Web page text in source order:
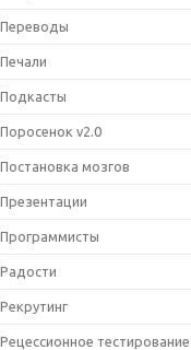
Переводы
Печали
Подкасты
Поросенок v2.0
Постановка мозгов
Презентации
Программисты
Радости
Рекрутинг
Рецессионное тестирование